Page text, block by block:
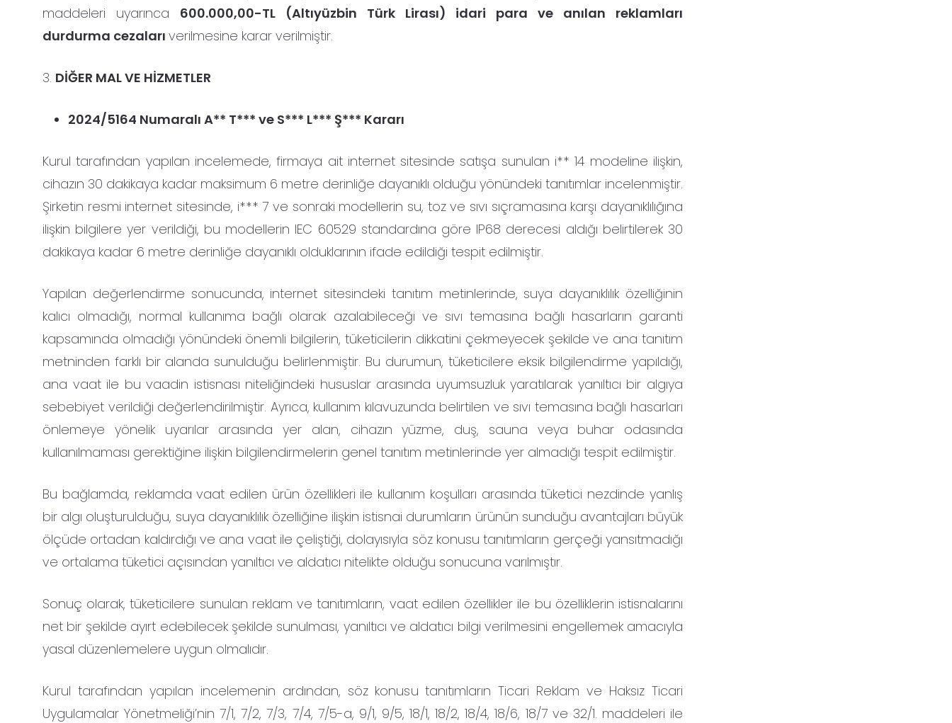
maddeleri uyarınca 600.000,00-TL (Altıyüzbin Türk Lirası) idari para ve anılan reklamları
durdurma cezaları verilmesine karar verilmiştir.
3. DİĞER MAL VE HİZMETLER
2024/5164 Numaralı A** T*** ve S*** L*** Ş*** Kararı
Kurul tarafından yapılan incelemede, firmaya ait internet sitesinde satışa sunulan i** 14 modeline ilişkin,
cihazın 30 dakikaya kadar maksimum 6 metre derinliğe dayanıklı olduğu yönündeki tanıtımlar incelenmiştir.
Şirketin resmi internet sitesinde, i*** 7 ve sonraki modellerin su, toz ve sıvı sıçramasına karşı dayanıklılığına
ilişkin bilgilere yer verildiği, bu modellerin IEC 60529 standardına göre IP68 derecesi aldığı belirtilerek 30
dakikaya kadar 6 metre derinliğe dayanıklı olduklarının ifade edildiği tespit edilmiştir.
Yapılan değerlendirme sonucunda, internet sitesindeki tanıtım metinlerinde, suya dayanıklılık özelliğinin
kalıcı olmadığı, normal kullanıma bağlı olarak azalabileceği ve sıvı temasına bağlı hasarların garanti
kapsamında olmadığı yönündeki önemli bilgilerin, tüketicilerin dikkatini çekmeyecek şekilde ve ana tanıtım
metninden farklı bir alanda sunulduğu belirlenmiştir. Bu durumun, tüketicilere eksik bilgilendirme yapıldığı,
ana vaat ile bu vaadin istisnası niteliğindeki hususlar arasında uyumsuzluk yaratılarak yanıltıcı bir algıya
sebebiyet verildiği değerlendirilmiştir. Ayrıca, kullanım kılavuzunda belirtilen ve sıvı temasına bağlı hasarları
önlemeye yönelik uyarılar arasında yer alan, cihazın yüzme, duş, sauna veya buhar odasında
kullanılmaması gerektiğine ilişkin bilgilendirmelerin genel tanıtım metinlerinde yer almadığı tespit edilmiştir.
Bu bağlamda, reklamda vaat edilen ürün özellikleri ile kullanım koşulları arasında tüketici nezdinde yanlış
bir algı oluşturulduğu, suya dayanıklılık özelliğine ilişkin istisnai durumların ürünün sunduğu avantajları büyük
ölçüde ortadan kaldırdığı ve ana vaat ile çeliştiği, dolayısıyla söz konusu tanıtımların gerçeği yansıtmadığı
ve ortalama tüketici açısından yanıltıcı ve aldatıcı nitelikte olduğu sonucuna varılmıştır.
Sonuç olarak, tüketicilere sunulan reklam ve tanıtımların, vaat edilen özellikler ile bu özelliklerin istisnalarını
net bir şekilde ayırt edebilecek şekilde sunulması, yanıltıcı ve aldatıcı bilgi verilmesini engellemek amacıyla
yasal düzenlemelere uygun olmalıdır.
Kurul tarafından yapılan incelemenin ardından, söz konusu tanıtımların Ticari Reklam ve Haksız Ticari
Uygulamalar Yönetmeliği’nin 7/1, 7/2, 7/3, 7/4, 7/5-a, 9/1, 9/5, 18/1, 18/2, 18/4, 18/6, 18/7 ve 32/1. maddeleri ile